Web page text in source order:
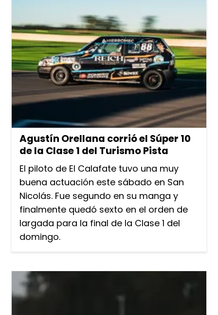
Agustín Orellana corrió el Súper 10
de la Clase 1 del Turismo Pista
El piloto de El Calafate tuvo una muy
buena actuación este sábado en San
Nicolás. Fue segundo en su manga y
finalmente quedó sexto en el orden de
largada para la final de la Clase 1 del
domingo.